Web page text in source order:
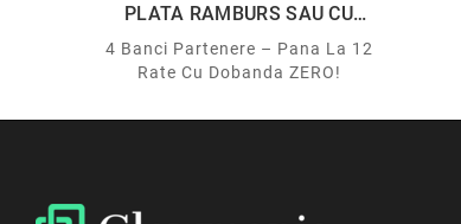
PLATA RAMBURS SAU CU
4 Banci Partenere – Pana La 12
Rate Cu Dobanda ZERO!